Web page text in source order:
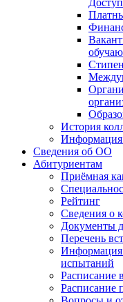
История
Сведения об ОО
Абитуриентам
Приёмная
Рейтинг
Сведения о
Документы
Перечень
Информация
испытаний
Расписание
Расписание